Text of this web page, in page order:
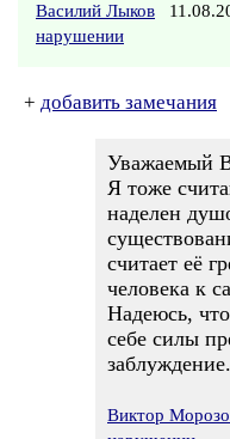
Василий Лыков
нарушении
+ добавить замечания
Уважаемый
Я тоже
наделен
считает её
человека к
Надеюсь,
себе силы
заблуждение.
Виктор